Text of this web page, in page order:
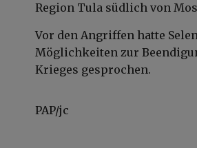
Region Tula südlich von
Vor den Angriffen hatte
Möglichkeiten zur
Krieges gesprochen.
PAP/jc